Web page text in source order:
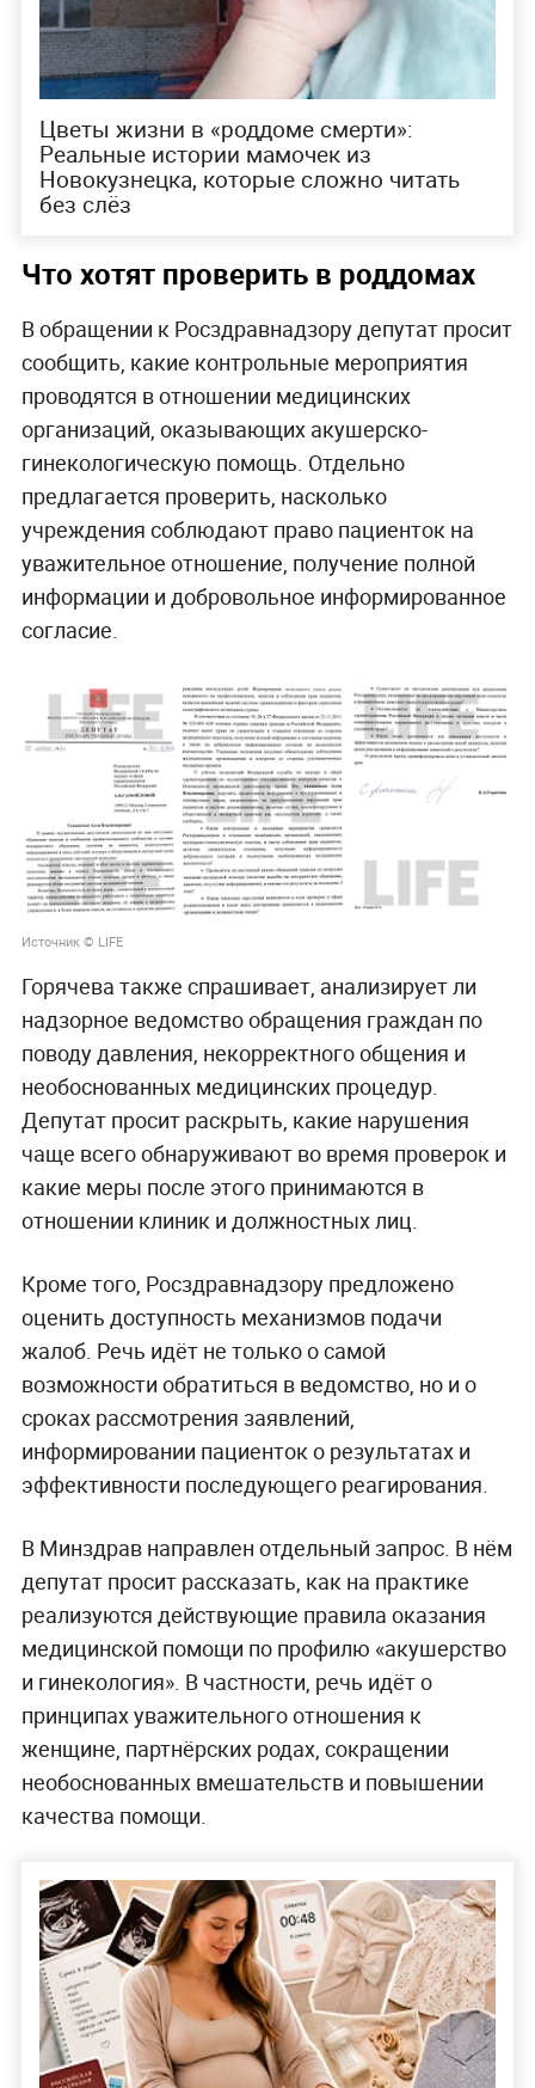
Цветы жизни в «роддоме смерти»:
Реальные истории мамочек из
Новокузнецка, которые сложно читать
без слёз
Что хотят проверить в роддомах
В обращении к Росздравнадзору депутат просит
сообщить, какие контрольные мероприятия
проводятся в отношении медицинских
организаций, оказывающих акушерско-
гинекологическую помощь. Отдельно
предлагается проверить, насколько
учреждения соблюдают право пациенток на
уважительное отношение, получение полной
информации и добровольное информированное
согласие.
Источник © LIFE
Горячева также спрашивает, анализирует ли
надзорное ведомство обращения граждан по
поводу давления, некорректного общения и
необоснованных медицинских процедур.
Депутат просит раскрыть, какие нарушения
чаще всего обнаруживают во время проверок и
какие меры после этого принимаются в
отношении клиник и должностных лиц.
Кроме того, Росздравнадзору предложено
оценить доступность механизмов подачи
жалоб. Речь идёт не только о самой
возможности обратиться в ведомство, но и о
сроках рассмотрения заявлений,
информировании пациенток о результатах и
эффективности последующего реагирования.
В Минздрав направлен отдельный запрос. В нём
депутат просит рассказать, как на практике
реализуются действующие правила оказания
медицинской помощи по профилю «акушерство
и гинекология». В частности, речь идёт о
принципах уважительного отношения к
женщине, партнёрских родах, сокращении
необоснованных вмешательств и повышении
качества помощи.